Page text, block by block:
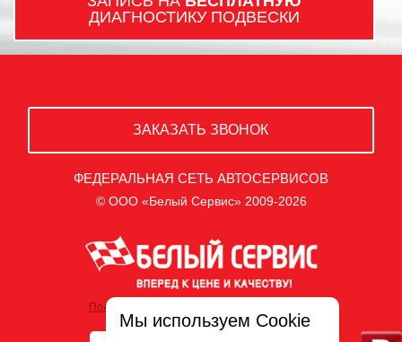
ДИАГНОСТИКУ ПОДВЕСКИ
ЗАКАЗАТЬ ЗВОНОК
ФЕДЕРАЛЬНАЯ СЕТЬ АВТОСЕРВИСОВ
© ООО «Белый Сервис» 2009-2026
Политика обработки персональных данных
Мы используем Cookie